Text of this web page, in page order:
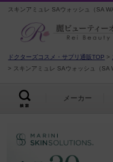
スキンアミュレ SAウォッシュ（SA
ドクターズコスメ・サプリ通販TOP
スキンアミュレ SAウォッシュ（SA
メーカー